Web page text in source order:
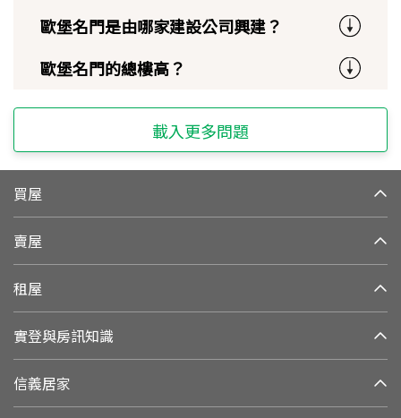
歐堡名門是由哪家建設公司興建？
歐堡名門的總樓高？
載入更多問題
買屋
賣屋
租屋
實登與房訊知識
信義居家